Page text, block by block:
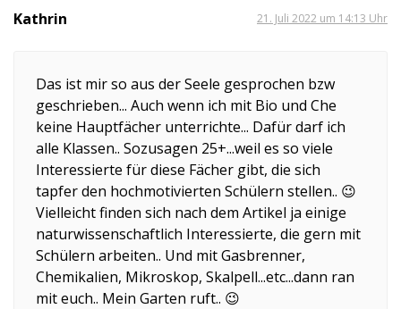
Kathrin 21. Juli 2022 um 14:13 Uhr
Das ist mir so aus der Seele gesprochen bzw
geschrieben... Auch wenn ich mit Bio und Che
keine Hauptfächer unterrichte... Dafür darf ich
alle Klassen.. Sozusagen 25+...weil es so viele
Interessierte für diese Fächer gibt, die sich
tapfer den hochmotivierten Schülern stellen.. 😉
Vielleicht finden sich nach dem Artikel ja einige
naturwissenschaftlich Interessierte, die gern mit
Schülern arbeiten.. Und mit Gasbrenner,
Chemikalien, Mikroskop, Skalpell...etc...dann ran
mit euch.. Mein Garten ruft.. 😉